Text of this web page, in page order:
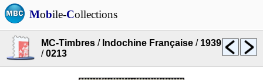
Mobile-Collections
MC-Timbres / Indochine Française / 1939
/0213